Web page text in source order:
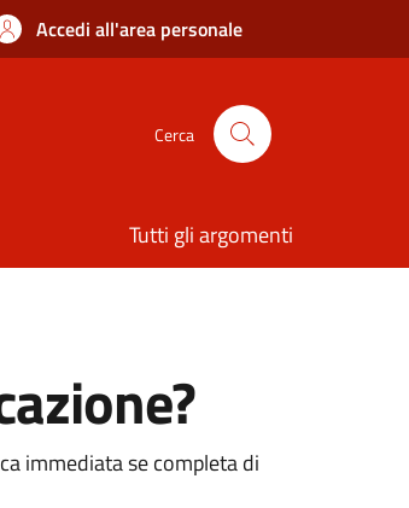
Accedi all'area personale
Cerca
Tutti gli argomenti
immediata se completa di